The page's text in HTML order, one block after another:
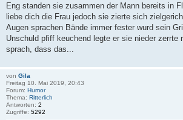
Eng standen sie zusammen der Mann bereits in
liebe dich die Frau jedoch sie zierte sich
Augen sprachen Bände immer fester wurd sein
Unschuld pfiff keuchend legte er sie nieder zerrte
sprach, dass das...
von Gila
Freitag 10. Mai 2019, 20:43
Forum: Humor
Thema: Ritterlich
Antworten: 2
Zugriffe: 5292